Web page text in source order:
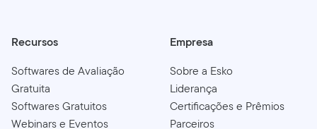
Recursos
Softwares de Avaliação
Gratuita
Softwares Gratuitos
Webinars e Eventos
Empresa
Sobre a Esko
Liderança
Certificações e Prêmios
Parceiros